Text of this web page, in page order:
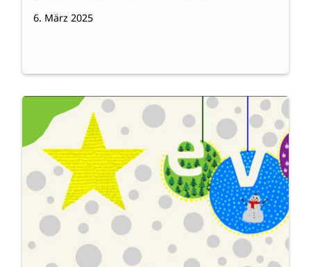
6. März 2025
Weiterlesen:
Weihnachtsbrief
2024